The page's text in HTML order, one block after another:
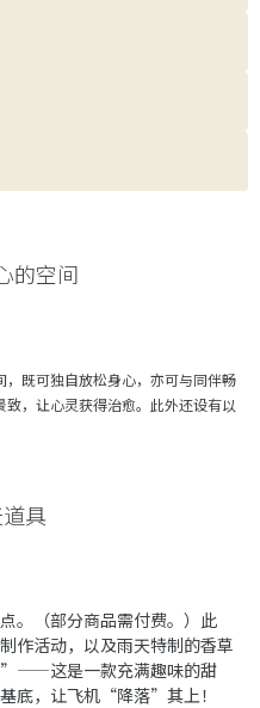
的空间
既可独自放松身心，亦可与同伴畅
，让心灵获得治愈。此外还设有以
具
。（部分商品需付费。）此
作活动，以及雨天特制的香草
”——这是一款充满趣味的甜
底，让飞机“降落”其上！